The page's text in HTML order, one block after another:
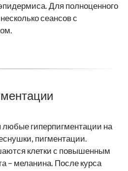
Для полноценного
сеансов с
любые гиперпигментации на
пигментации.
клетки с повышенным
– меланина. После курса